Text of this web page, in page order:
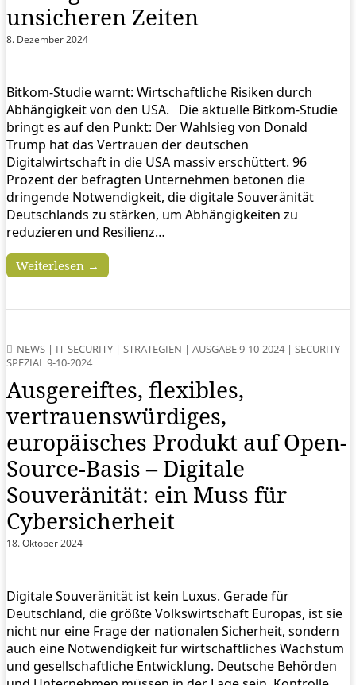
unsicheren Zeiten
8. Dezember 2024
Bitkom-Studie warnt: Wirtschaftliche Risiken durch
Abhängigkeit von den USA. Die aktuelle Bitkom-Studie
bringt es auf den Punkt: Der Wahlsieg von Donald
Trump hat das Vertrauen der deutschen
Digitalwirtschaft in die USA massiv erschüttert. 96
Prozent der befragten Unternehmen betonen die
dringende Notwendigkeit, die digitale Souveränität
Deutschlands zu stärken, um Abhängigkeiten zu
reduzieren und Resilienz…
Weiterlesen →
NEWS | IT-SECURITY | STRATEGIEN | AUSGABE 9-10-2024| SECURITY
SPEZIAL 9-10-2024
Ausgereiftes, flexibles,
vertrauenswürdiges,
europäisches Produkt auf Open-
Source-Basis – Digitale
Souveränität: ein Muss für
Cybersicherheit
18. Oktober 2024
Digitale Souveränität ist kein Luxus. Gerade für
Deutschland, die größte Volkswirtschaft Europas, ist sie
nicht nur eine Frage der nationalen Sicherheit, sondern
auch eine Notwendigkeit für ­wirtschaftliches Wachstum
und gesellschaftliche Entwicklung. Deutsche Behörden